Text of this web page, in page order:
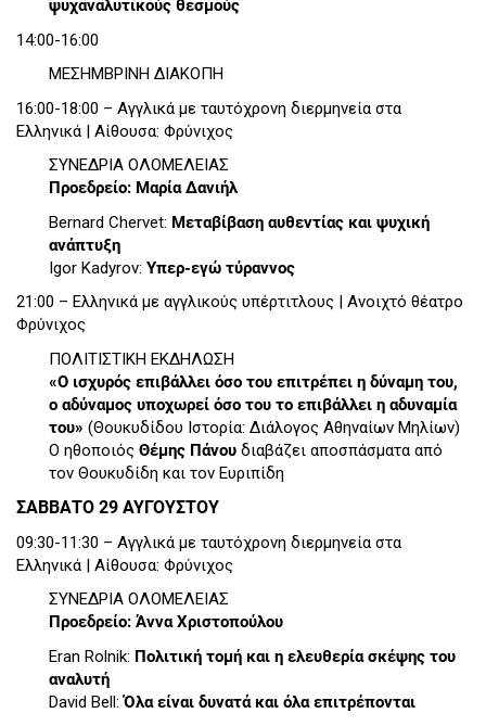
ψυχαναλυτικούς θεσμούς
14:00-16:00
ΜΕΣΗΜΒΡΙΝΗ ΔΙΑΚΟΠΗ
16:00-18:00 – Αγγλικά με ταυτόχρονη διερμηνεία στα
Ελληνικά | Αίθουσα: Φρύνιχος
ΣΥΝΕΔΡΙΑ ΟΛΟΜΕΛΕΙΑΣ
Προεδρείο: Μαρία Δανιήλ
Bernard Chervet: Μεταβίβαση αυθεντίας και ψυχική
ανάπτυξη
Igor Kadyrov: Υπερ-εγώ τύραννος
21:00 – Ελληνικά με αγγλικούς υπέρτιτλους | Ανοιχτό θέατρο
Φρύνιχος
ΠΟΛΙΤΙΣΤΙΚΗ ΕΚΔΗΛΩΣΗ
«Ο ισχυρός επιβάλλει όσο του επιτρέπει η δύναμη του,
o αδύναμος υποχωρεί όσο του το επιβάλλει η αδυναμία
του» (Θουκυδίδου Ιστορία: Διάλογος Αθηναίων Μηλίων)
Ο ηθοποιός Θέμης Πάνου διαβάζει αποσπάσματα από
τον Θουκυδίδη και τον Ευριπίδη
ΣΑΒΒΑΤΟ 29 ΑΥΓΟΥΣΤΟΥ
09:30-11:30 – Αγγλικά με ταυτόχρονη διερμηνεία στα
Ελληνικά | Αίθουσα: Φρύνιχος
ΣΥΝΕΔΡΙΑ ΟΛΟΜΕΛΕΙΑΣ
Προεδρείο: Άννα Χριστοπούλου
Eran Rolnik: Πολιτική τομή και η ελευθερία σκέψης του
αναλυτή
David Bell:Όλα είναι δυνατά και όλα επιτρέπονται